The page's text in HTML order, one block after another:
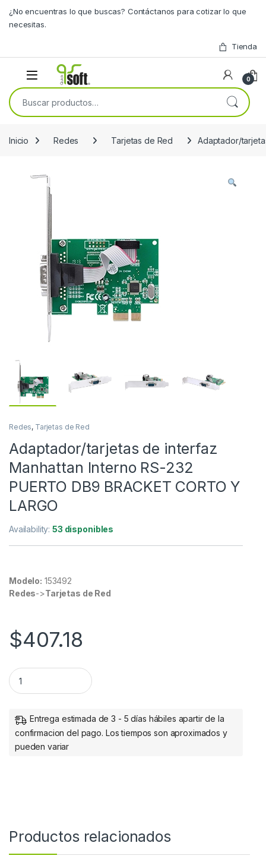
¿No encuentras lo que buscas? Contáctanos para cotizar lo que
necesitas.
Tienda
0
Buscar por:
Inicio Redes Tarjetas de Red Adaptador/
Redes, Tarjetas de Red
Adaptador/tarjetas de interfaz
Manhattan Interno RS-232
PUERTO DB9 BRACKET CORTO Y
LARGO
Availability:53 disponibles
Modelo: 153492
Redes->Tarjetas de Red
$407.18
Adaptador/tarjetas de interfaz Manhattan Interno RS-232
Entrega estimada de 3 - 5 días hábiles apartir de la
confirmacion del pago. Los tiempos son aproximados y
pueden variar
Productos relacionados